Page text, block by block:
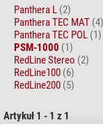
Panthera L (2)
Panthera TEC MAT (4)
Panthera TEC POL (1)
PSM-1000 (1)
RedLine Stereo (2)
RedLine100 (6)
RedLine200 (5)
Artykuł 1 - 1 z 1